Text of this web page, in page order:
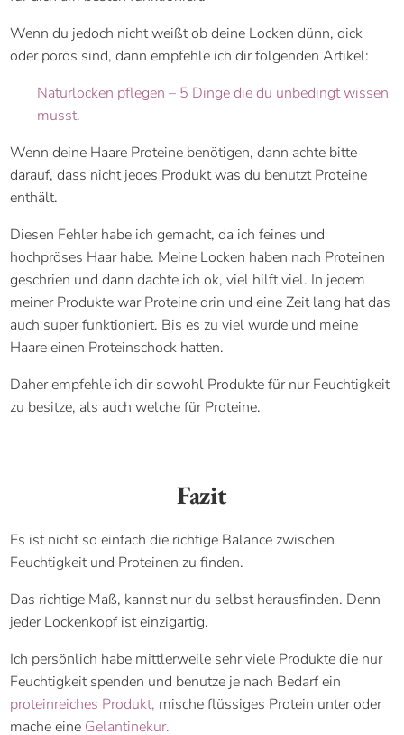
Wenn du jedoch nicht weißt ob deine Locken dünn, dick
oder porös sind, dann empfehle ich dir folgenden Artikel:
Naturlocken pflegen – 5 Dinge die du unbedingt wissen
musst.
Wenn deine Haare Proteine benötigen, dann achte bitte
darauf, dass nicht jedes Produkt was du benutzt Proteine
enthält.
Diesen Fehler habe ich gemacht, da ich feines und
hochpröses Haar habe. Meine Locken haben nach Proteinen
geschrien und dann dachte ich ok, viel hilft viel. In jedem
meiner Produkte war Proteine drin und eine Zeit lang hat das
auch super funktioniert. Bis es zu viel wurde und meine
Haare einen Proteinschock hatten.
Daher empfehle ich dir sowohl Produkte für nur Feuchtigkeit
zu besitze, als auch welche für Proteine.
Fazit
Es ist nicht so einfach die richtige Balance zwischen
Feuchtigkeit und Proteinen zu finden.
Das richtige Maß, kannst nur du selbst herausfinden. Denn
jeder Lockenkopf ist einzigartig.
Ich persönlich habe mittlerweile sehr viele Produkte die nur
Feuchtigkeit spenden und benutze je nach Bedarf ein
proteinreiches Produkt, mische flüssiges Protein unter oder
mache eine Gelantinekur.